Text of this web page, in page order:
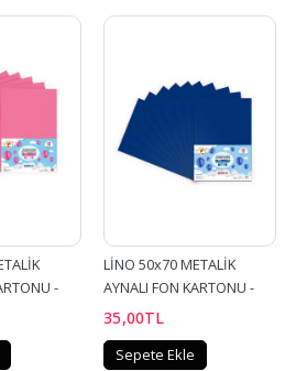
-
LİNO 50x70 METALİK
AYNALI FON KARTONU -
MAVİ
35,00TL
Sepete Ekle